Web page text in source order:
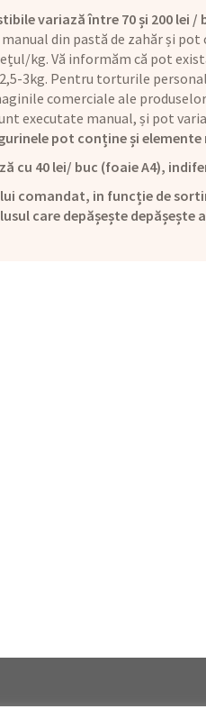
variază între 70 și 200
din pastă de zahăr și
kg. Vă informăm că pot
3kg. Pentru torturile
comerciale ale
executate manual, și pot
pot conține și
cu 40 lei/ buc (foaie A4),
comandat, in funcție de
care depășește depășește